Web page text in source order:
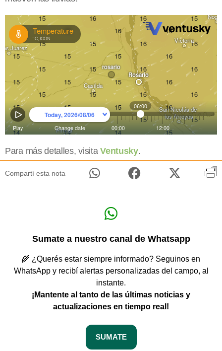
Para más detalles, visitaVentusky.
Compartí esta nota
Sumate a nuestro canal de Whatsapp
🌾 ¿Querés estar siempre informado? Seguinos en
WhatsApp y recibí alertas personalizadas del campo, al
instante.
¡Mantente al tanto de las últimas noticias y
actualizaciones en tiempo real!
SUMATE